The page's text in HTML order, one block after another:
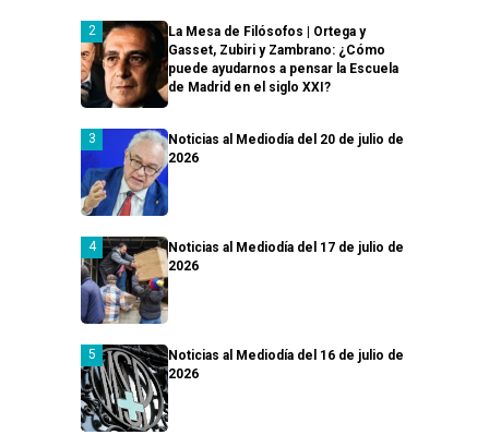
La Mesa de Filósofos | Ortega y
Gasset, Zubiri y Zambrano: ¿Cómo
puede ayudarnos a pensar la Escuela
de Madrid en el siglo XXI?
Noticias al Mediodía del 20 de julio de
2026
Noticias al Mediodía del 17 de julio de
2026
Noticias al Mediodía del 16 de julio de
2026